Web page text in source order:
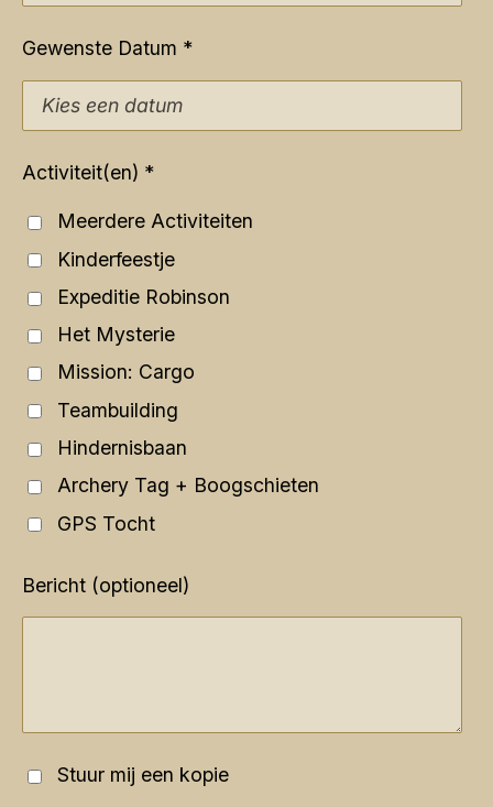
Gewenste Datum *
Activiteit(en) *
Meerdere Activiteiten
Kinderfeestje
Expeditie Robinson
Het Mysterie
Mission: Cargo
Teambuilding
Hindernisbaan
Archery Tag + Boogschieten
GPS Tocht
Bericht (optioneel)
Stuur mij een kopie